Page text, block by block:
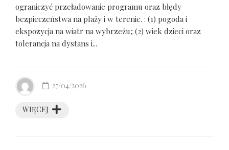
ograniczyć przeładowanie programu oraz błędy
bezpieczeństwa na plaży i w terenie. : (1) pogoda i
ekspozycja na wiatr na wybrzeżu; (2) wiek dzieci oraz
tolerancja na dystans i...
WIĘCEJ
27/04/2026